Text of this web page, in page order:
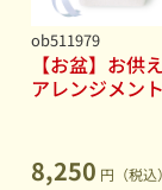
2026.06.15
【お盆（新盆・
◆花キューピッ
2026.06.04
【セミオーダ
ob511979
【お盆】お供
アレンジメント
8,250 円（税込）